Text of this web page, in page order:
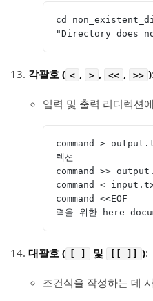
cd
"Directory does
각괄호 ( < , > , << , >> ):
입력 및 출력 리디렉션
command >
렉션
command >>
command <
command <<EOF
력을 위한 here
대괄호 ( 및 ):
조건식을 작성하는 데